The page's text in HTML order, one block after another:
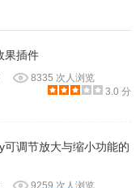
果插件
8335 次人浏览
3.0 分
调节放大与缩小功能的
9259 次人浏览